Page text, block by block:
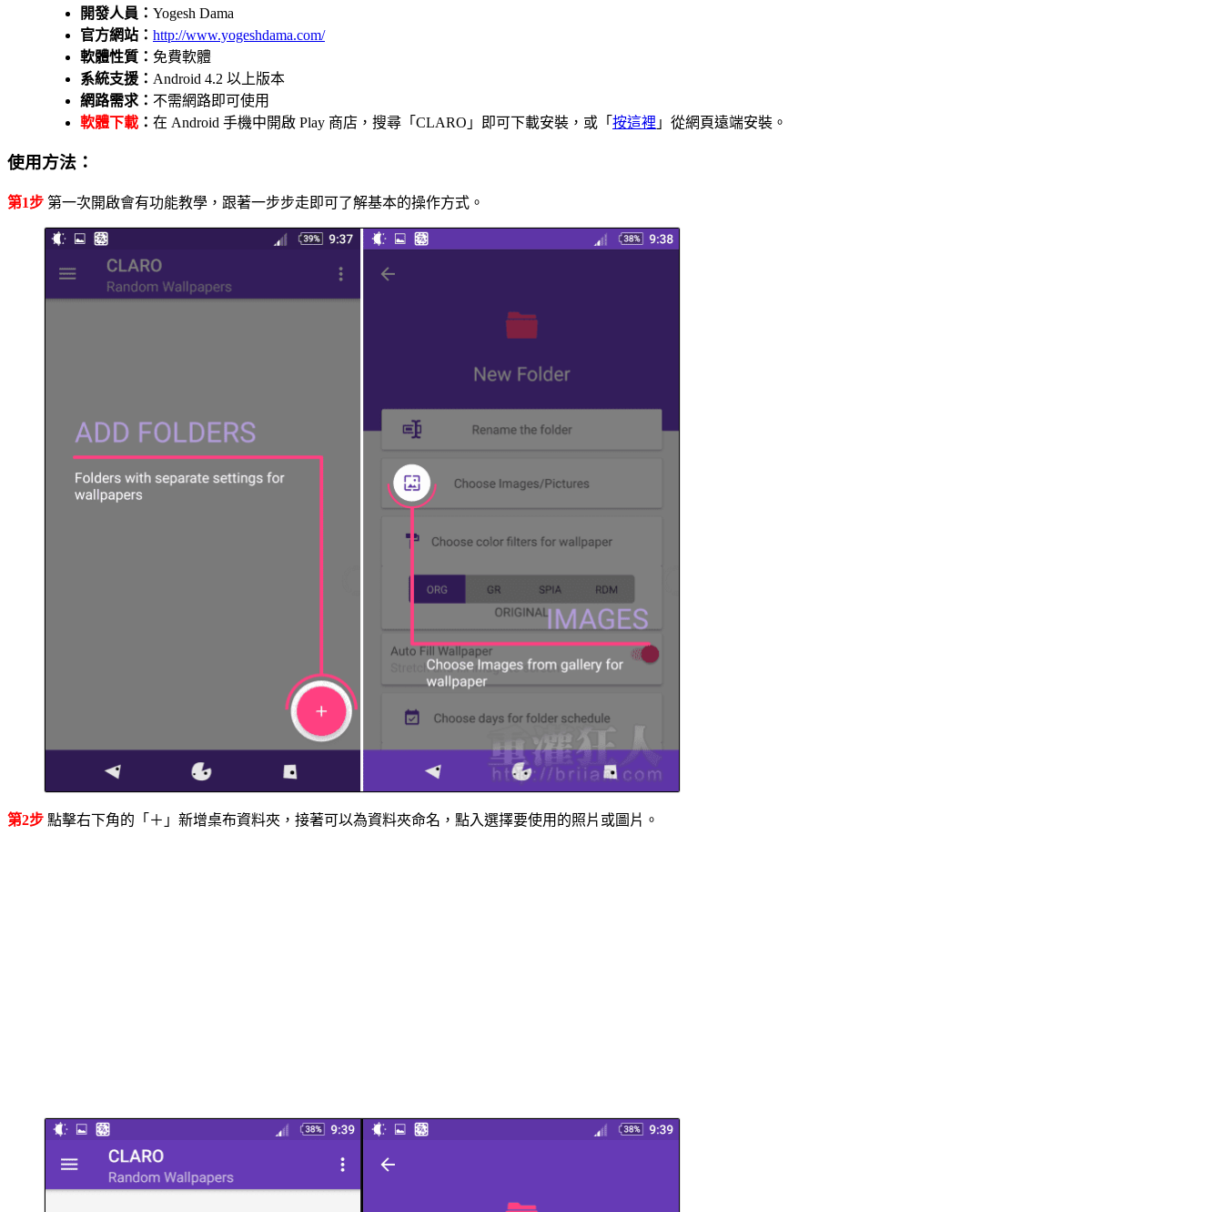
開發人員： Yogesh Dama
官方網站： http://www.yogeshdama.com/
軟體性質： 免費軟體
系統支援： Android 4.2 以上版本
網路需求： 不需網路即可使用
軟體下載 ： 在 Android 手機中開啟 Play 商店，搜尋「CLARO」即可下載安裝，或「 按這裡 」從網頁遠端安裝。
使用方法：
第1步 第一次開啟會有功能教學，跟著一步步走即可了解基本的操作方式。
第2步 點擊右下角的「＋」新增桌布資料夾，接著可以為資料夾命名，點入選擇要使用的照片或圖片。